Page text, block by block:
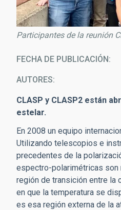
Participantes de la reunión
FECHA DE PUBLICACIÓN
AUTORES
CLASP y CLASP2 están
estelar.
En 2008 un equipo
Utilizando telescopios e
precedentes de la
espectro-polarimétricas son
región de transición entre la
en que la temperatura se
es esa región externa de la